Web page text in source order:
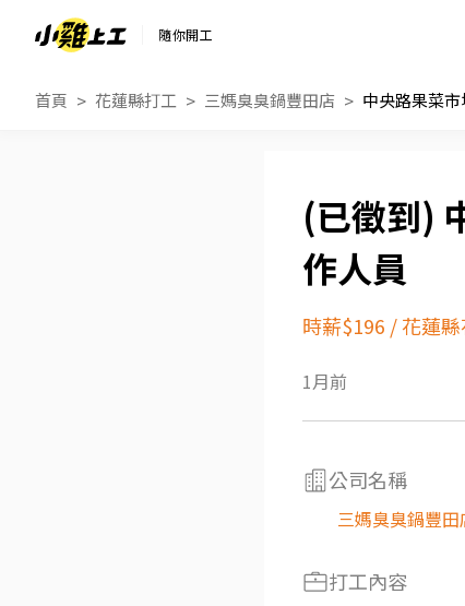
隨你開工
首頁 花蓮縣打工 三媽臭臭鍋豐田店 中央路果菜
作人員
時薪$196 /花蓮
1月前
公司名稱
三媽臭臭鍋豐田
打工內容